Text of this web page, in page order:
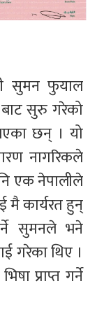
सुमन फुयाल
सुरु गरेको
छन् । यो
नागरिकले
एक नेपालीले
मै कार्यरत हुन्
सुमनले भने
गरेका थिए ।
प्राप्त गर्ने